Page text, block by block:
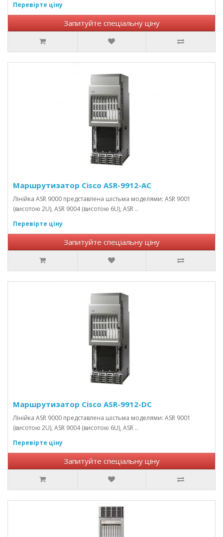
Перевірте ціну
Запитуйте спеціальну ціну
Маршрутизатор Cisco ASR-9912-AC
Лінійка ASR 9000 представлена ​​шістьма моделями: ASR 9001
(висотою 2U), ASR 9004 (висотою 6U), ASR ..
Перевірте ціну
Запитуйте спеціальну ціну
Маршрутизатор Cisco ASR-9912-DC
Лінійка ASR 9000 представлена ​​шістьма моделями: ASR 9001
(висотою 2U), ASR 9004 (висотою 6U), ASR ..
Перевірте ціну
Запитуйте спеціальну ціну